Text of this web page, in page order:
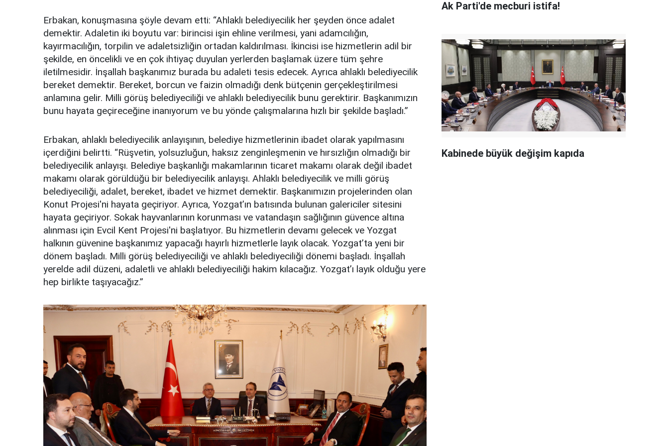
Erbakan, konuşmasına şöyle devam etti: “Ahlaklı belediyecilik her şeyden önce adalet
demektir. Adaletin iki boyutu var: birincisi işin ehline verilmesi, yani adamcılığın,
kayırmacılığın, torpilin ve adaletsizliğin ortadan kaldırılması. İkincisi ise hizmetlerin adil bir
şekilde, en öncelikli ve en çok ihtiyaç duyulan yerlerden başlamak üzere tüm şehre
iletilmesidir. İnşallah başkanımız burada bu adaleti tesis edecek. Ayrıca ahlaklı belediyecilik
bereket demektir. Bereket, borcun ve faizin olmadığı denk bütçenin gerçekleştirilmesi
anlamına gelir. Milli görüş belediyeciliği ve ahlaklı belediyecilik bunu gerektirir. Başkanımızın
bunu hayata geçireceğine inanıyorum ve bu yönde çalışmalarına hızlı bir şekilde başladı.”
Erbakan, ahlaklı belediyecilik anlayışının, belediye hizmetlerinin ibadet olarak yapılmasını
içerdiğini belirtti. “Rüşvetin, yolsuzluğun, haksız zenginleşmenin ve hırsızlığın olmadığı bir
belediyecilik anlayışı. Belediye başkanlığı makamlarının ticaret makamı olarak değil ibadet
makamı olarak görüldüğü bir belediyecilik anlayışı. Ahlaklı belediyecilik ve milli görüş
belediyeciliği, adalet, bereket, ibadet ve hizmet demektir. Başkanımızın projelerinden olan
Konut Projesi'ni hayata geçiriyor. Ayrıca, Yozgat’ın batısında bulunan galericiler sitesini
hayata geçiriyor. Sokak hayvanlarının korunması ve vatandaşın sağlığının güvence altına
alınması için Evcil Kent Projesi'ni başlatıyor. Bu hizmetlerin devamı gelecek ve Yozgat
halkının güvenine başkanımız yapacağı hayırlı hizmetlerle layık olacak. Yozgat’ta yeni bir
dönem başladı. Milli görüş belediyeciliği ve ahlaklı belediyeciliği dönemi başladı. İnşallah
yerelde adil düzeni, adaletli ve ahlaklı belediyeciliği hakim kılacağız. Yozgat’ı layık olduğu yere
hep birlikte taşıyacağız.”
Ak Parti'de mecburi istifa!
Kabinede büyük değişim kapıda